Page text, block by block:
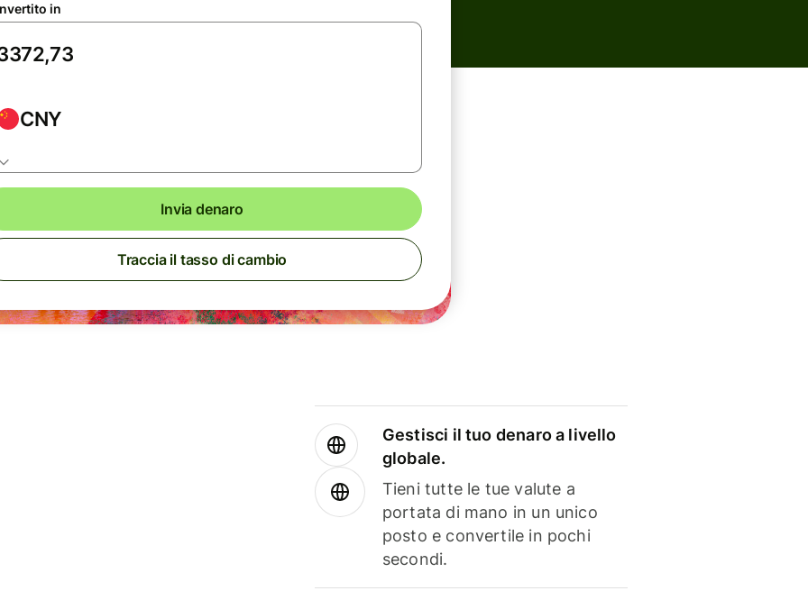
in
CNY
Invia denaro
Traccia il tasso di cambio
Gestisci il tuo denaro a livello
globale.
Tieni tutte le tue valute a
portata di mano in un unico
posto e convertile in pochi
secondi.